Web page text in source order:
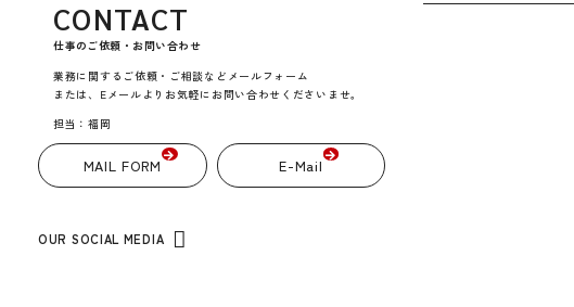
CONTACT
仕事のご依頼・お問い合わせ
業務に関するご依頼・ご相談などメールフォーム
または、Eメールよりお気軽にお問い合わせくださいませ。
担当：福岡
MAIL FORM E-Mail
OUR SOCIAL MEDIA